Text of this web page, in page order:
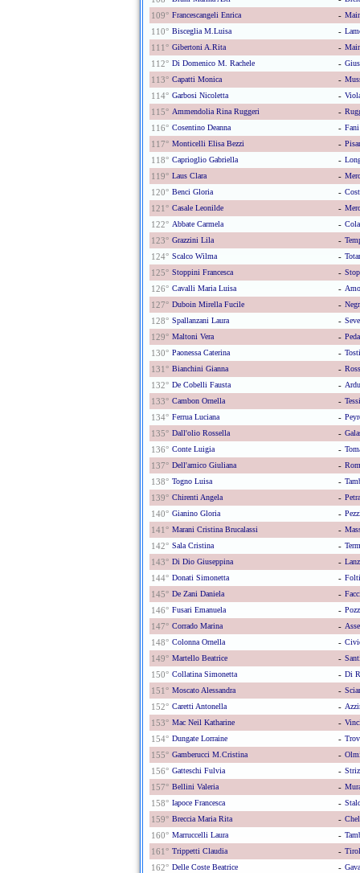
109° Francescangeli Enrica -
110° Bisceglia M.luisa -
111° Gibertoni A.rita -
112° Di Domenico M. Rachele -
113° Capatti Monica -
114° Garbosi Nicoletta -
115° Ammendolia Rina Ruggeri -
116° Cosentino Deanna - Fani
117° Monticelli Elisa Bezzi -
118° Caprioglio Gabriella -
119° Laus Clara -
120° Benci Gloria -
121° Casale Leonilde -
122° Abbate Carmela -
123° Grazzini Lila -
124° Scalco Wilma -
125° Stoppini Francesca -
126° Cavalli Maria Luisa -
127° Duboin Mirella Fucile -
128° Spallanzani Laura -
129° Maltoni Vera -
130° Paonessa Caterina -
131° Bianchini Gianna -
132° De Cobelli Fausta -
133° Cambon Ornella -
134° Ferrua Luciana -
135° Dall'olio Rossella -
136° Conte Luigia -
137° Dell'amico Giuliana -
138° Togno Luisa -
139° Chirenti Angela -
140° Gianino Gloria -
141° Marani Cristina Brucalassi -
142° Sala Cristina -
143° Di Dio Giuseppina -
144° Donati Simonetta -
145° De Zani Daniela -
146° Fusari Emanuela -
147° Corrado Marina -
148° Colonna Ornella -
149° Martello Beatrice -
150° Collatina Simonetta - Di
151° Moscato Alessandra -
152° Caretti Antonella -
153° Mac Neil Katharine -
154° Dungate Lorraine -
155° Gamberucci M.cristina -
156° Gatteschi Fulvia -
157° Bellini Valeria -
158° Iapoce Francesca -
159° Breccia Maria Rita -
160° Marruccelli Laura -
161° Trippetti Claudia -
162° Delle Coste Beatrice -